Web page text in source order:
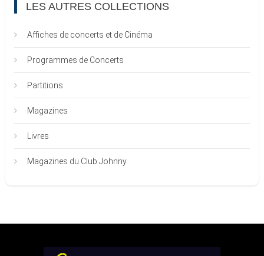
LES AUTRES COLLECTIONS
Affiches de concerts et de Cinéma
Programmes de Concerts
Partitions
Magazines
Livres
Magazines du Club Johnny